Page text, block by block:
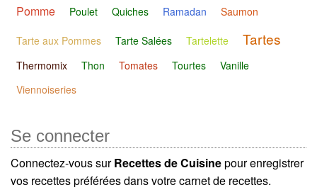
Pomme Poulet Quiches Ramadan Saumon
Tarte aux Pommes Tarte Salées Tartelette Tartes
Thermomix Thon Tomates Tourtes
Vanille
Viennoiseries
Se connecter
Connectez-vous surRecettes de Cuisinepour enregistrer
vos recettes préférées dans votre carnet de recettes.